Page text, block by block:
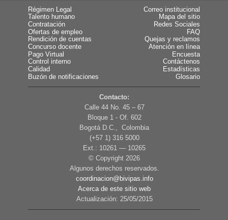
Régimen Legal
Talento humano
Contratación
Ofertas de empleo
Rendición de cuentas
Concurso docente
Pago Virtual
Control interno
Calidad
Buzón de notificaciones
Correo institucional
Mapa del sitio
Redes Sociales
FAQ
Quejas y reclamos
Atención en línea
Encuesta
Contáctenos
Estadísticas
Glosario
Contacto:
Calle 44 No. 45 – 67
Bloque 1 - Of. 602
Bogotá D.C., Colombia
(+57 1) 316 5000
Ext.: 10261 — 10265
© Copyright 2026
Algunos derechos reservados.
coordinacion@bivipas.info
Acerca de este sitio web
Actualización: 25/05/2015